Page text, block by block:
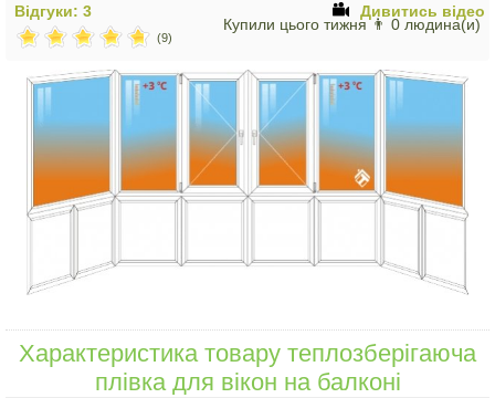
Відгуки: 3
(9)
Дивитись відео
Купили цього тижня 👨 0 людина(и)
Характеристика товару теплозберігаюча
плівка для вікон на балконі